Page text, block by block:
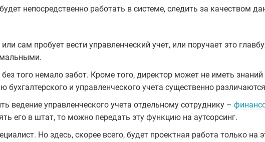
непосредственно работать в системе, следить за качеством
сам пробует вести управленческий учет, или поручает это
того немало забот. Кроме того, директор может не иметь знаний
и управленческого учета существенно
ведение управленческого учета отдельному сотруднику –
его в штат, то можно передать эту функцию на аутсорсинг.
Но здесь, скорее всего, будет проектная работа только на